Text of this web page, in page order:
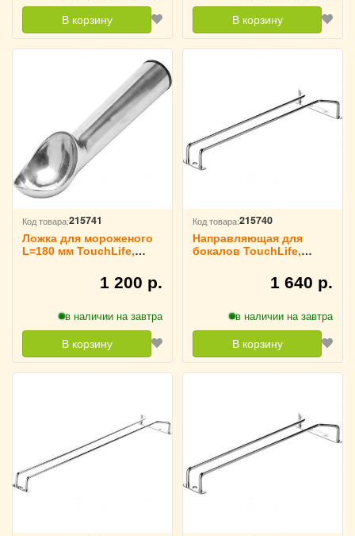
В корзину В корзину
Код товара:215741
Ложка для мороженого
L=180 мм TouchLife,
1 200 р.
в наличии на завтра
В корзину
Код товара:215740
Направляющая для
бокалов TouchLife,
1 640 р.
в наличии на завтра
В корзину